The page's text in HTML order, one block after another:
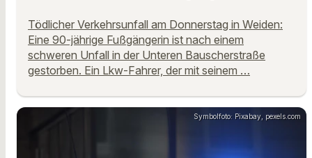
Tödlicher Verkehrsunfall am Donnerstag in Weiden:
Eine 90-jährige Fußgängerin ist nach einem
schweren Unfall in der Unteren Bauscherstraße
gestorben. Ein Lkw-Fahrer, der mit seinem …
Symbolfoto: Pixabay, pexels.com